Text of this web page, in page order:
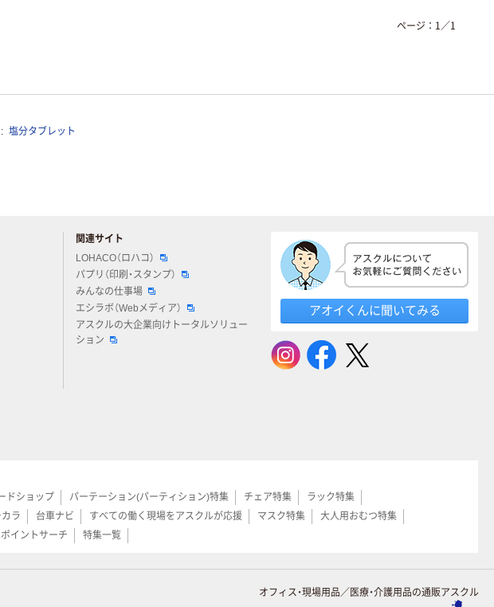
ページ： 1 ／1
塩分タブレット
関連サイト
LOHACO（ロハコ）
パプリ（印刷・スタンプ）
みんなの仕事場
エシラボ（Webメディア）
アスクルの大企業向けトータルソリュー
ション
アオイくんに聞いてみる
ドショップ パーテーション(パーティション)特集 チェア特集
ラック特集
ラ 台車ナビ すべての働く現場をアスクルが応援 マスク特集
大人用おむつ特集
イントサーチ 特集一覧
オフィス・現場用品／医療・介護用品の通販アスクル